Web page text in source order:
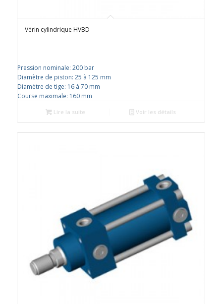
Vérin cylindrique HVBD
Pression nominale: 200 bar
Diamètre de piston: 25 à 125 mm
Diamètre de tige: 16 à 70 mm
Course maximale: 160 mm
Lire la suite Voir les détails